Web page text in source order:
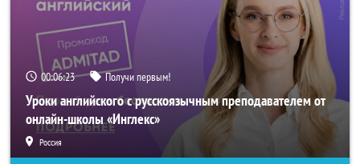
00:06:22 Получи первым!
Уроки английского с русскоязычным преподавателем от
онлайн-школы «Инглекс»
Россия